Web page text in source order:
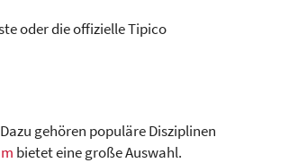
oder die offizielle Tipico
gehören populäre Disziplinen
bietet eine große Auswahl.